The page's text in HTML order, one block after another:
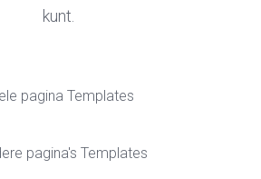
kunt.
pagina Templates
pagina's Templates